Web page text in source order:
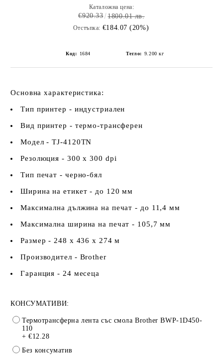
Каталожна цена:
€920.33 1800.01 лв.
Отстъпка: €184.07 (20%)
Код: 1684 Тегло: 9.200 кг
Основна характеристика:
Тип принтер - индустриален
Вид принтер - термо-трансферен
Модел - TJ-4120TN
Резолюция - 300 х 300 dpi
Тип печат - черно-бял
Ширина на етикет - до 120 мм
Максимална дължина на печат - до 11,4 мм
Максимална ширина на печат - 105,7 мм
Размер - 248 х 436 х 274 м
Производител - Brother
Гаранция - 24 месеца
КОНСУМАТИВИ:
Термотрансферна лента със смола Brother BWP-1D450-
110
+ €12.28
Без консуматив